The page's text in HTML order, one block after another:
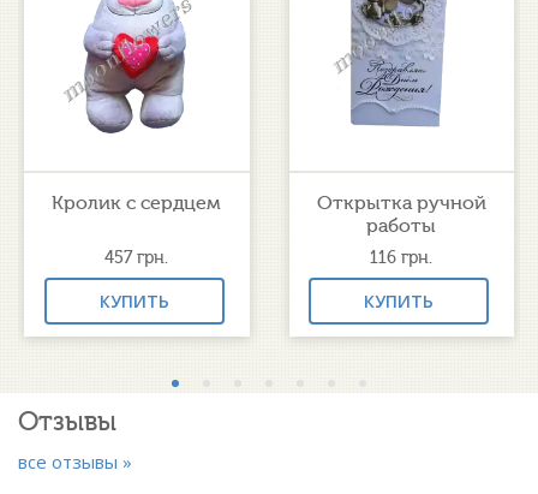
Кролик с сердцем
457грн.
КУПИТЬ
Открытка ручной
работы
116грн.
КУПИТЬ
Отзывы
все отзывы »